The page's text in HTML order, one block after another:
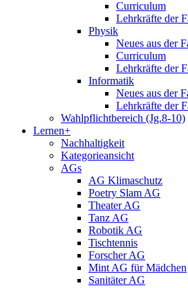
Curriculum
Lehrkräfte der
Physik
Neues aus der
Curriculum
Lehrkräfte der
Informatik
Neues aus der
Lehrkräfte der
Wahlpflichtbereich (Jg.8-10)
Lernen+
Nachhaltigkeit
Kategorieansicht
AGs
AG Klimaschutz
Poetry Slam AG
Theater AG
Tanz AG
Robotik AG
Tischtennis
Forscher AG
Mint AG für Mädchen
Sanitäter AG